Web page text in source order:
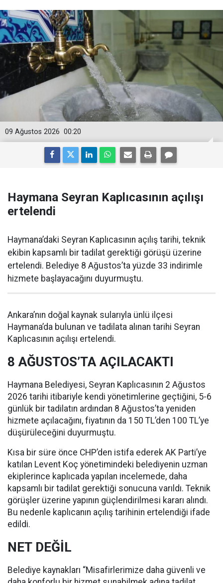
00:20
09 Ağustos 2026
Haymana Seyran Kaplıcasının açılışı
ertelendi
Haymana’daki Seyran Kaplıcasının açılış tarihi, teknik
ekibin kapsamlı bir tadilat gerektiği görüşü üzerine
ertelendi. Belediye 8 Ağustos’ta yüzde 33 indirimle
hizmete başlayacağını duyurmuştu.
Ankara’nın doğal kaynak sularıyla ünlü ilçesi
Haymana’da bulunan ve tadilata alınan tarihi Seyran
Kaplıcasının açılışı ertelendi.
8 AĞUSTOS’TA AÇILACAKTI
Haymana Belediyesi, Seyran Kaplıcasının 2 Ağustos
2026 tarihi itibariyle kendi yönetimlerine geçtiğini, 5-6
günlük bir tadilatın ardından 8 Ağustos’ta yeniden
hizmete açılacağını, fiyatının da 150 TL’den 100 TL’ye
düşürüleceğini duyurmuştu.
Kısa bir süre önce CHP’den istifa ederek AK Parti’ye
katılan Levent Koç yönetimindeki belediyenin uzman
ekiplerince kaplıcada yapılan incelemede, daha
kapsamlı bir tadilat gerektiği sonucuna varıldı. Teknik
görüşler üzerine yapının güçlendirilmesi kararı alındı.
Bu nedenle kaplıcanın açılış tarihinin ertelendiği ifade
edildi.
NET DEĞİL
Belediye kaynakları “Misafirlerimize daha güvenli ve